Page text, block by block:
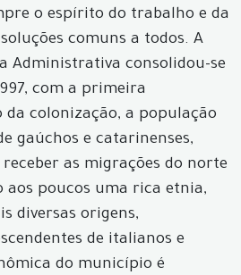
o espírito do trabalho e da
comuns a todos. A
Administrativa consolidou-se
com a primeira
colonização, a população
gaúchos e catarinenses,
as migrações do norte
aos poucos uma rica etnia,
diversas origens,
de italianos e
do município é